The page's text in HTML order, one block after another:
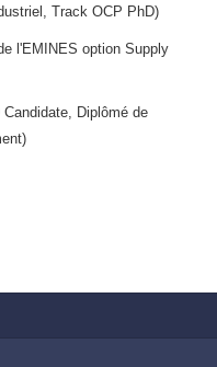
Track OCP PhD)
l'EMINES option Supply
Diplômé de